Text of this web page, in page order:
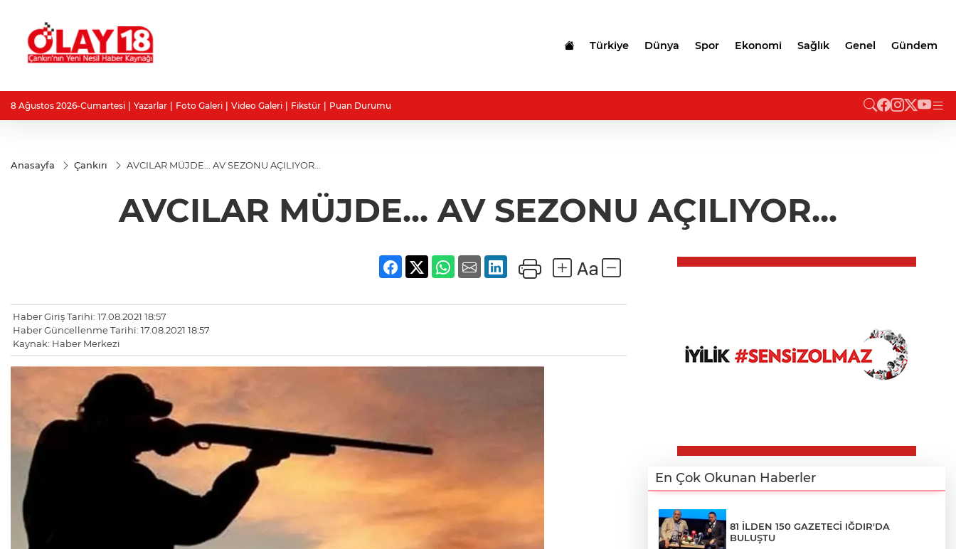
Türkiye Dünya Spor Ekonomi Sağlık Genel Gündem
8 Ağustos 2026-Cumartesi Yazarlar Foto Galeri Video Galeri Fikstür Puan Durumu
Anasayfa Çankırı AVCILAR MÜJDE... AV SEZONU AÇILIYOR...
AVCILAR MÜJDE... AV SEZONU AÇILIYOR...
Haber Giriş Tarihi: 17.08.2021 18:57
Haber Güncellenme Tarihi: 17.08.2021 18:57
Kaynak: Haber Merkezi
En Çok Okunan Haberler
81 İLDEN 150 GAZETECİ IĞDIR'DA
BULUŞTU